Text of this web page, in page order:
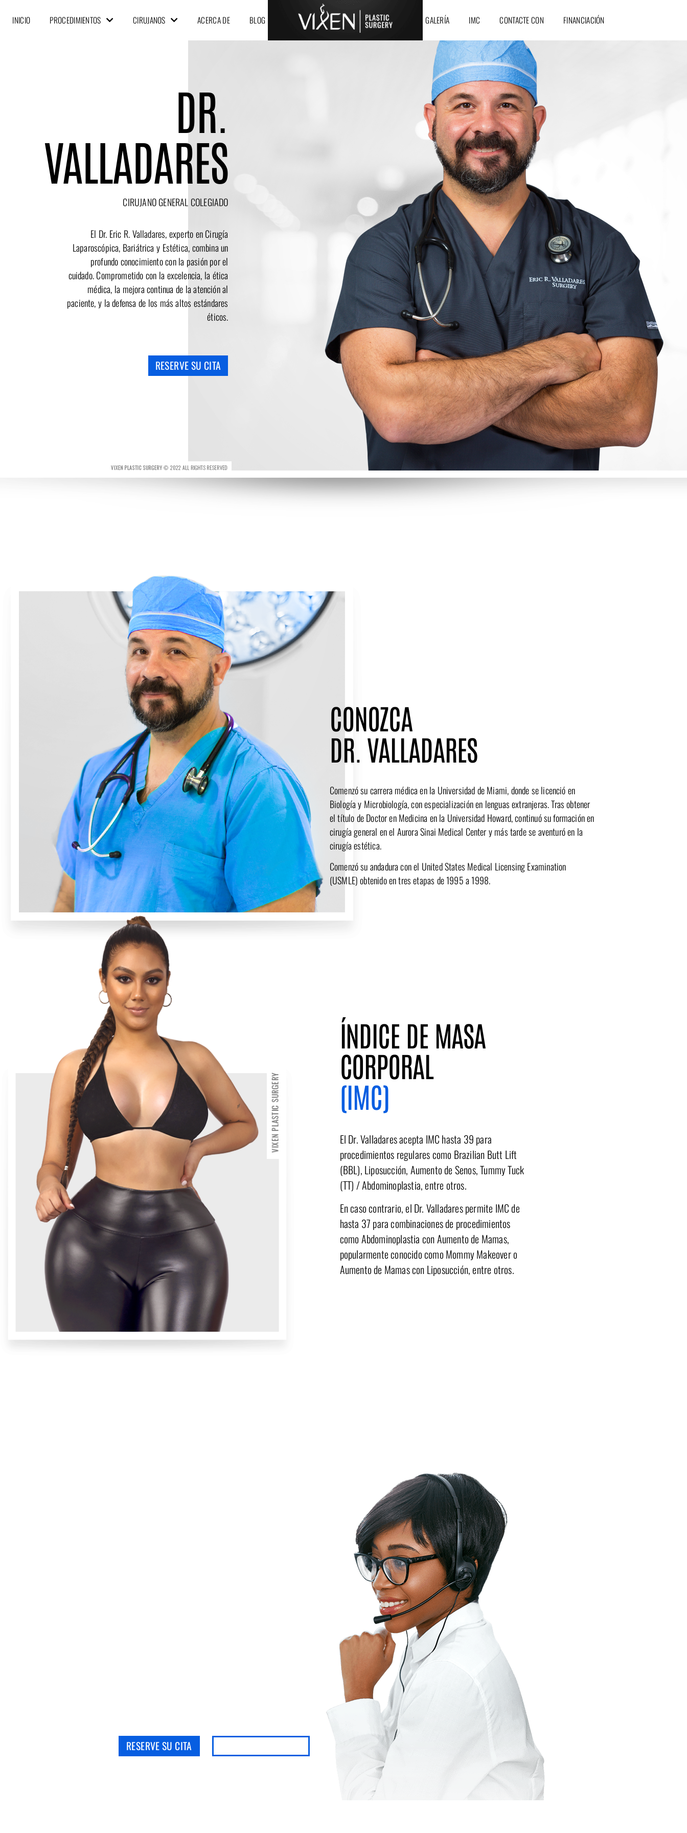
INICIO PROCEDIMIENTOS CIRUJANOS ACERCA DE BLOG GALERÍA IMC CONTACTE CON FINANCIACIÓN
DR.
VALLADARES
CIRUJANO GENERAL COLEGIADO
El Dr. Eric R. Valladares, experto en Cirugía
Laparoscópica, Bariátrica y Estética, combina un
profundo conocimiento con la pasión por el
cuidado. Comprometido con la excelencia, la ética
médica, la mejora continua de la atención al
paciente, y la defensa de los más altos estándares
éticos.
RESERVE SU CITA
CONOZCA
DR. VALLADARES
Comenzó su carrera médica en la Universidad de Miami, donde se licenció en
Biología y Microbiología, con especialización en lenguas extranjeras. Tras obtener
el título de Doctor en Medicina en la Universidad Howard, continuó su formación en
cirugía general en el Aurora Sinai Medical Center y más tarde se aventuró en la
cirugía estética.
Comenzó su andadura con el United States Medical Licensing Examination
(USMLE) obtenido en tres etapas de 1995 a 1998.
ÍNDICE DE MASA
CORPORAL
(IMC)
El Dr. Valladares acepta IMC hasta 39 para
procedimientos regulares como Brazilian Butt Lift
(BBL), Liposucción, Aumento de Senos, Tummy Tuck
(TT) / Abdominoplastia, entre otros.
En caso contrario, el Dr. Valladares permite IMC de
hasta 37 para combinaciones de procedimientos
como Abdominoplastia con Aumento de Mamas,
popularmente conocido como Mommy Makeover o
Aumento de Mamas con Liposucción, entre otros.
RESERVE SU CITA